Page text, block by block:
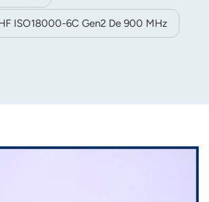
ISO18000-6C Gen2 De 900 MHz